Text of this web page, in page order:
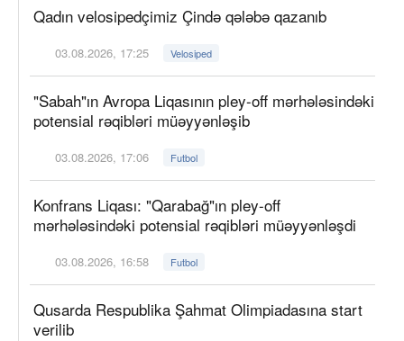
Qadın velosipedçimiz Çində qələbə qazanıb
03.08.2026, 17:25 Velosiped
"Sabah"ın Avropa Liqasının pley-off mərhələsindəki
potensial rəqibləri müəyyənləşib
03.08.2026, 17:06 Futbol
Konfrans Liqası: "Qarabağ"ın pley-off
mərhələsindəki potensial rəqibləri müəyyənləşdi
03.08.2026, 16:58 Futbol
Qusarda Respublika Şahmat Olimpiadasına start
verilib